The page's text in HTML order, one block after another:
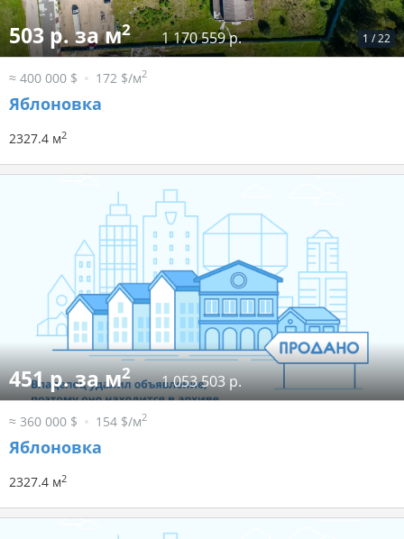
1 /22
503 р. за м2 1 170 559 р.
≈ 400 000 $ 172 $/м2
Яблоновка
2327.4 м2
451 р. за м2 1 053 503 р.
≈ 360 000 $ 154 $/м2
Яблоновка
2327.4 м2